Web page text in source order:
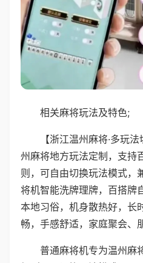
相关麻将玩法及特色;
【浙江温州麻将·多玩
州麻将地方玩法定制，支持
则，可自由切换玩法模式，
将机智能洗牌理牌，百搭牌
本地习俗，机身散热好，长
畅，手感舒适，家庭聚会、
普通麻将机专为温州麻